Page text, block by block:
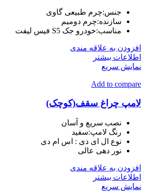
جنس:چرم طبیعی گاوی
سازنده:چرم دومیم
مناسب:خودرو جک S5 فیس لیفت
افزودن به علاقه مندی
اطلاعات بیشتر
نمایش سریع
Add to compare
لامپ چراغ سقف(کوچک)
نصب سریع و آسان
رنگ لامپ:سفید
نوع ال ای دی : اس ام دی
نور دهی عالی
افزودن به علاقه مندی
اطلاعات بیشتر
نمایش سریع